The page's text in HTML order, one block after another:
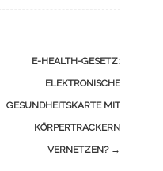
E-HEALTH-GESETZ:
ELEKTRONISCHE
GESUNDHEITSKARTE MIT
KÖRPERTRACKERN
VERNETZEN? →